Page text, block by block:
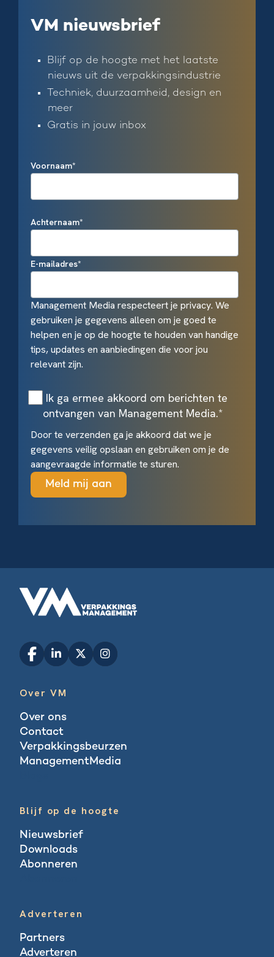
VM nieuwsbrief
Blijf op de hoogte met het laatste
nieuws uit de verpakkingsindustrie
Techniek, duurzaamheid, design en
meer
Gratis in jouw inbox
Voornaam*
Achternaam*
E-mailadres*
Management Media respecteert je privacy. We
gebruiken je gegevens alleen om je goed te
helpen en je op de hoogte te houden van handige
tips, updates en aanbiedingen die voor jou
relevant zijn.
Ik ga ermee akkoord om berichten te
ontvangen van Management Media.*
Door te verzenden ga je akkoord dat we je
gegevens veilig opslaan en gebruiken om je de
aangevraagde informatie te sturen.
Over VM
Over ons
Contact
Verpakkingsbeurzen
ManagementMedia
Blijf op de hoogte
Nieuwsbrief
Downloads
Abonneren
Adverteren
Partners
Adverteren